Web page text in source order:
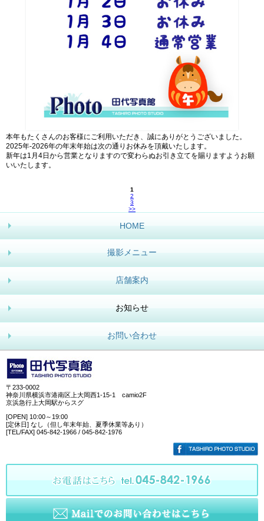
本年もたくさんのお客様にご利用いただき、誠にありがとうございました。
2025年-2026年の年末年始は次の通りお休みを頂戴いたします。
新年は1月4日から営業となりますので変わらぬお引き立てを賜りますようお願
いいたします。
1
2
3
>>
HOME
撮影メニュー
店舗案内
お知らせ
お問い合わせ
〒233-0002
神奈川県横浜市港南区上大岡西1-15-1 camio2F
京浜急行上大岡駅からスグ
[OPEN] 10:00～19:00
[定休日] なし（但し年末年始、夏季休業等あり）
[TEL/FAX] 045-842-1966 / 045-842-1976